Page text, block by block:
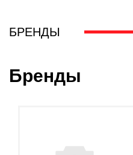
БРЕНДЫ
Бренды